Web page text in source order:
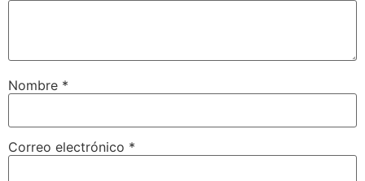
Nombre *
Correo electrónico *